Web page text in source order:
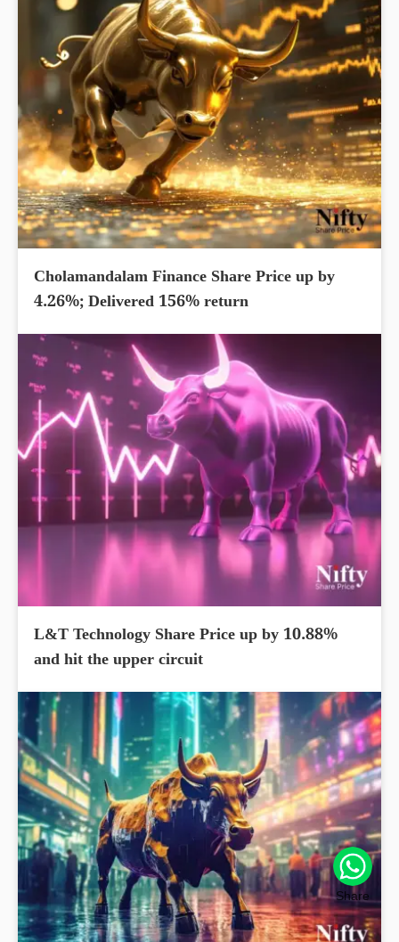
Cholamandalam Finance Share Price up by
4.26%; Delivered 156% return
L&T Technology Share Price up by 10.88%
and hit the upper circuit
Share